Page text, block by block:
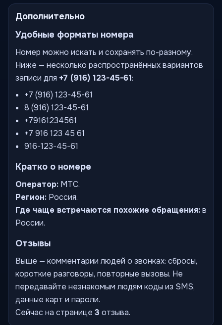
Дополнительно
Удобные форматы номера
Номер можно искать и сохранять по-разному.
Ниже — несколько распространённых вариантов
записи для +7 (916) 123-45-61:
+7 (916) 123-45-61
8 (916) 123-45-61
+79161234561
+7 916 123 45 61
916-123-45-61
Кратко о номере
Оператор: МТС.
Регион: Россия.
Где чаще встречаются похожие обращения:в
России.
Отзывы
Выше — комментарии людей о звонках: сбросы,
короткие разговоры, повторные вызовы. Не
передавайте незнакомым людям коды из SMS,
данные карт и пароли.
Сейчас на странице 3 отзыва.